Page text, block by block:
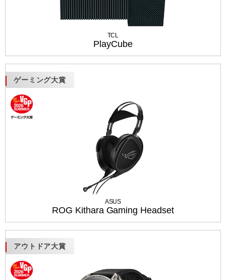
TCL
PlayCube
ゲーミング大賞
ASUS
ROG Kithara Gaming Headset
アウトドア大賞